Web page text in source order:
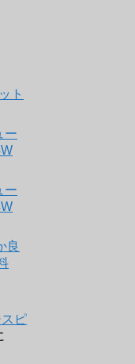
ト
ー
ー
良
ピ